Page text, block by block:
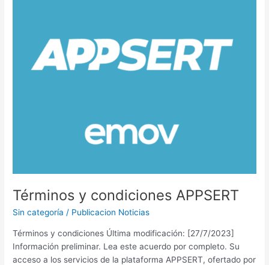
Términos y condiciones APPSERT
Sin categoría / Publicacion Noticias
Términos y condiciones Última modificación: [27/7/2023]
Información preliminar. Lea este acuerdo por completo. Su
acceso a los servicios de la plataforma APPSERT, ofertado por